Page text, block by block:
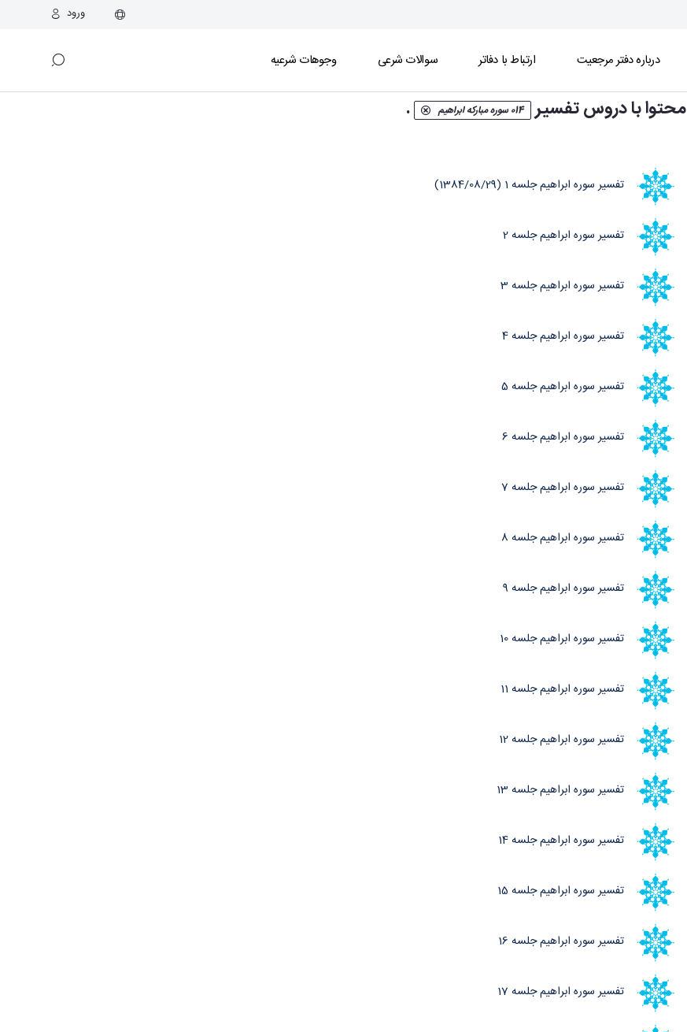
ورود
درباره دفتر مرجعیت ارتباط با دفاتر سوالات شرعی وجوهات شرعیه
محتوا با دروس تفسیر 014 سوره مبارکه ابراهیم .
تفسیر سوره ابراهیم جلسه 1 (1384/08/29)
تفسیر سوره ابراهیم جلسه 2
تفسیر سوره ابراهیم جلسه 3
تفسیر سوره ابراهیم جلسه 4
تفسیر سوره ابراهیم جلسه 5
تفسیر سوره ابراهیم جلسه 6
تفسیر سوره ابراهیم جلسه 7
تفسیر سوره ابراهیم جلسه 8
تفسیر سوره ابراهیم جلسه 9
تفسیر سوره ابراهیم جلسه 10
تفسیر سوره ابراهیم جلسه 11
تفسیر سوره ابراهیم جلسه 12
تفسیر سوره ابراهیم جلسه 13
تفسیر سوره ابراهیم جلسه 14
تفسیر سوره ابراهیم جلسه 15
تفسیر سوره ابراهیم جلسه 16
تفسیر سوره ابراهیم جلسه 17